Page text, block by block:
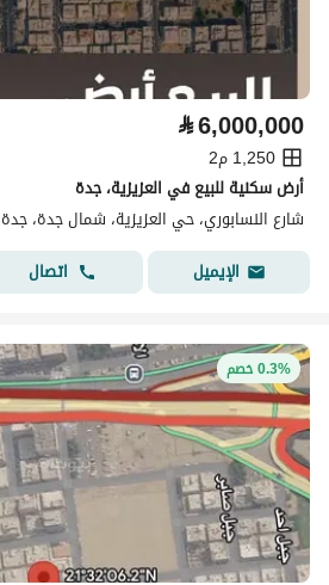
⃁6,000,000
1,250 م2
أرض سكنية للبيع في العزيزية، جدة
شارع النسابوري، حي العزيزية، شمال جدة، جدة
الإيميل
اتصال
0.3% خصم